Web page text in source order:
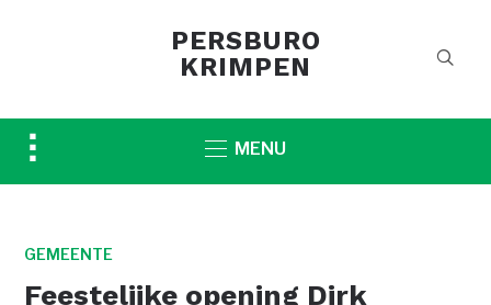
PERSBURO
KRIMPEN
Toggle
sidebar
MENU
GEMEENTE
Feestelijke opening Dirk